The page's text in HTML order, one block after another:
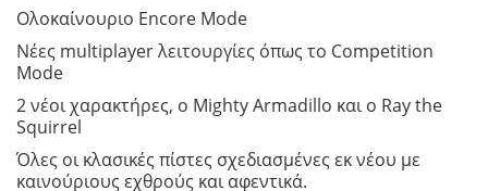
Ολοκαίνουριο Encore Mode
Νέες multiplayer λειτουργίες όπως το Competition
Mode
2 νέοι χαρακτήρες, ο Mighty Armadillo και ο Ray the
Squirrel
Όλες οι κλασικές πίστες σχεδιασμένες εκ νέου με
καινούριους εχθρούς και αφεντικά.